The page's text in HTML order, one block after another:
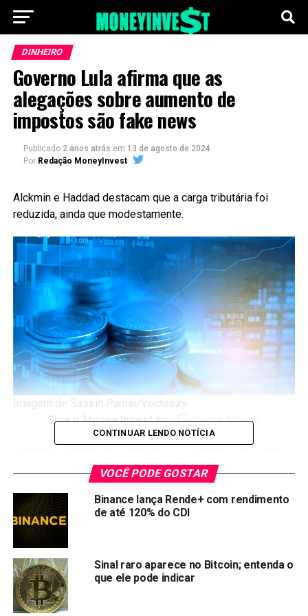
DINHEIRO
Governo Lula afirma que as
alegações sobre aumento de
impostos são fake news
Publicado 2 anos atrás em 13 de agosto de 2024
Por Redação MoneyInvest
Alckmin e Haddad destacam que a carga tributária foi
reduzida, ainda que modestamente.
Imagem de Sasirin Pamai/Vecteezy
Siga o Money Invest no
na internet com diversos memes sobre o aumento de
impostos. Como resultado, ogoverno Lula tem alegado
que as notícias sobre o aumento de impostos são
fake news.
Além disso, o governo acusa bolsonaristas de espalharem
fake news ao afirmar que Lula e Haddad estão
aumentando os impostos. Mesmo que Alckmin e Haddad
afirmem que reduziram a carga tributária, ainda que
“modestamente”, muitos, por outro lado, percebem um
CONTINUAR LENDO NOTÍCIA
VOCÊ PODE GOSTAR
Binance lança Rende+ com rendimento
de até 120% do CDI
Sinal raro aparece no Bitcoin; entenda o
que ele pode indicar